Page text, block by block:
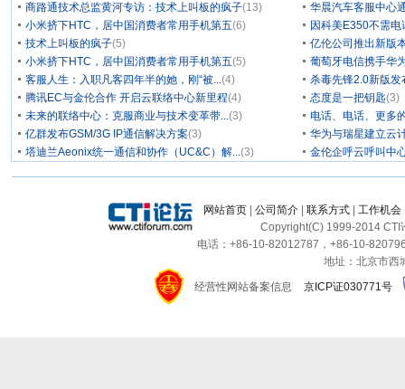
商路通技术总监黄河专访：技术上叫板的疯子(13)
华晨汽车客服中心
小米挤下HTC，居中国消费者常用手机第五(6)
因科美E350不需
技术上叫板的疯子(5)
亿伦公司推出新版
小米挤下HTC，居中国消费者常用手机第五(5)
葡萄牙电信携手华
客服人生：入职凡客四年半的她，刚“被...(4)
杀毒先锋2.0新版发
腾讯EC与金伦合作 开启云联络中心新里程(4) 态度是一把钥匙(3)
未来的联络中心：克服商业与技术变革带...(3)
电话、电话、更多
亿群发布GSM/3G IP通信解决方案(3)
华为与瑞星建立云
塔迪兰Aeonix统一通信和协作（UC&C）解...(3) 金伦企呼云呼叫中
网站首页 公司简介 联系方式 工作机会
Copyright(C) 1999-2014 CTI
电话：+86-10-82012787，+86-10-
地址：北京市西
经营性网站备案信息
京ICP证030771号